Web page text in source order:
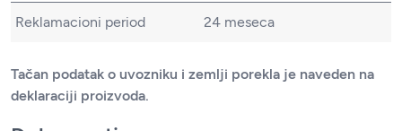
Reklamacioni period 24 meseca
Tačan podatak o uvozniku i zemlji porekla je naveden na
deklaraciji proizvoda.